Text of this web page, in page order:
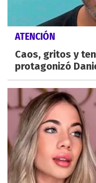
ATENCIÓN
Caos, gritos y
protagonizó